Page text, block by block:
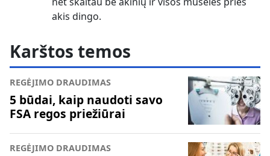
akis dingo.
Karštos temos
REGĖJIMO DRAUDIMAS
5 būdai, kaip naudoti savo
FSA regos priežiūrai
REGĖJIMO DRAUDIMAS